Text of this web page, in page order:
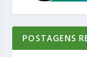
POSTAGENS